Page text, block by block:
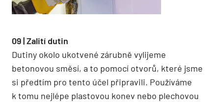
09 | Zalití dutin
Dutiny okolo ukotvené zárubně vylijeme
betonovou směsí, a to pomocí otvorů, které jsme
si předtím pro tento účel připravili. Používáme
k tomu nejlépe plastovou konev nebo plechovou